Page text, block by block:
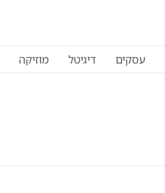
עסקים דיגיטל מוזיקה